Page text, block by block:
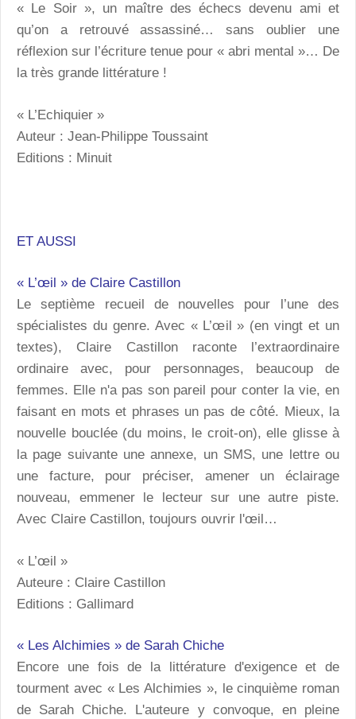
« Le Soir », un maître des échecs devenu ami et
qu’on a retrouvé assassiné… sans oublier une
réflexion sur l’écriture tenue pour « abri mental »… De
la très grande littérature !
« L’Echiquier »
Auteur : Jean-Philippe Toussaint
Editions : Minuit
ET AUSSI
« L’œil » de Claire Castillon
Le septième recueil de nouvelles pour l’une des
spécialistes du genre. Avec « L’œil » (en vingt et un
textes), Claire Castillon raconte l’extraordinaire
ordinaire avec, pour personnages, beaucoup de
femmes. Elle n'a pas son pareil pour conter la vie, en
faisant en mots et phrases un pas de côté. Mieux, la
nouvelle bouclée (du moins, le croit-on), elle glisse à
la page suivante une annexe, un SMS, une lettre ou
une facture, pour préciser, amener un éclairage
nouveau, emmener le lecteur sur une autre piste.
Avec Claire Castillon, toujours ouvrir l'œil…
« L’œil »
Auteure : Claire Castillon
Editions : Gallimard
« Les Alchimies » de Sarah Chiche
Encore une fois de la littérature d'exigence et de
tourment avec « Les Alchimies », le cinquième roman
de Sarah Chiche. L'auteure y convoque, en pleine